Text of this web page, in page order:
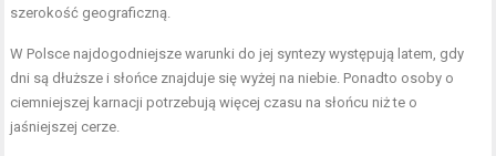
szerokość geograficzną.
W Polsce najdogodniejsze warunki do jej syntezy występują latem, gdy
dni są dłuższe i słońce znajduje się wyżej na niebie. Ponadto osoby o
ciemniejszej karnacji potrzebują więcej czasu na słońcu niż te o
jaśniejszej cerze.